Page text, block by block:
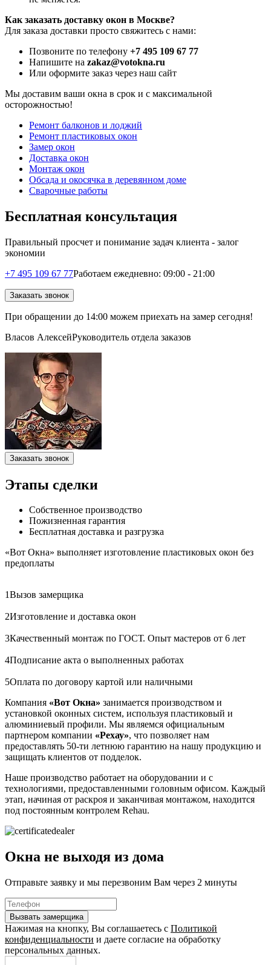
Как заказать доставку окон в Москве?
Для заказа доставки просто свяжитесь с нами:
Позвоните по телефону +7 495 109 67 77
Напишите на zakaz@votokna.ru
Или оформите заказ через наш сайт
Мы доставим ваши окна в срок и с максимальной
осторожностью!
Ремонт балконов и лоджий
Ремонт пластиковых окон
Замер окон
Доставка окон
Монтаж окон
Обсада и окосячка в деревянном доме
Сварочные работы
Бесплатная консультация
Правильный просчет и понимание задач клиента - залог
экономии
+7 495 109 67 77Работаем ежедневно: 09:00 - 21:00
Заказать звонок
При обращении до 14:00 можем приехать на замер сегодня!
Власов АлексейРуководитель отдела заказов
Заказать звонок
Этапы сделки
Собственное производство
Пожизненная гарантия
Бесплатная доставка и разгрузка
«Вот Окна» выполняет изготовление пластиковых окон без
предоплаты
1Вызов замерщика
2Изготовление и доставка окон
3Качественный монтаж по ГОСТ. Опыт мастеров от 6 лет
4Подписание акта о выполненных работах
5Оплата по договору картой или наличными
Компания «Вот Окна» занимается производством и
установкой оконных систем, используя пластиковый и
алюминиевый профили. Мы являемся официальным
партнером компании «Рехау», что позволяет нам
предоставлять 50-ти летнюю гарантию на нашу продукцию и
защищать клиентов от подделок.
Наше производство работает на оборудовании и с
технологиями, предоставленными головным офисом. Каждый
этап, начиная от раскроя и заканчивая монтажом, находится
под постоянным контролем Rehau.
Окна не выходя из дома
Отправьте заявку и мы перезвоним Вам через 2 минуты
Нажимая на кнопку, Вы соглашаетесь с Политикой
конфиденциальности и даете согласие на обработку
персональных данных.